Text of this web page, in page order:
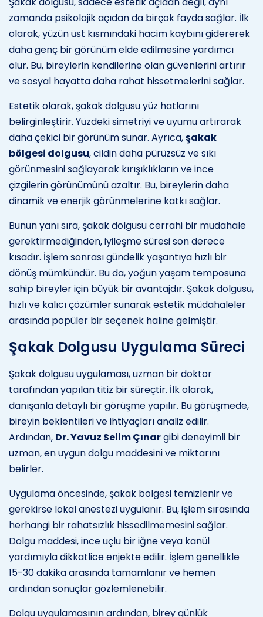
zamanda psikolojik açıdan da birçok fayda sağlar. İlk
olarak, yüzün üst kısmındaki hacim kaybını gidererek
daha genç bir görünüm elde edilmesine yardımcı
olur. Bu, bireylerin kendilerine olan güvenlerini artırır
ve sosyal hayatta daha rahat hissetmelerini sağlar.
Estetik olarak, şakak dolgusu yüz hatlarını
belirginleştirir. Yüzdeki simetriyi ve uyumu artırarak
daha çekici bir görünüm sunar. Ayrıca,şakak
bölgesi dolgusu, cildin daha pürüzsüz ve sıkı
görünmesini sağlayarak kırışıklıkların ve ince
çizgilerin görünümünü azaltır. Bu, bireylerin daha
dinamik ve enerjik görünmelerine katkı sağlar.
Bunun yanı sıra, şakak dolgusu cerrahi bir müdahale
gerektirmediğinden, iyileşme süresi son derece
kısadır. İşlem sonrası gündelik yaşantıya hızlı bir
dönüş mümkündür. Bu da, yoğun yaşam temposuna
sahip bireyler için büyük bir avantajdır. Şakak dolgusu,
hızlı ve kalıcı çözümler sunarak estetik müdahaleler
arasında popüler bir seçenek haline gelmiştir.
Şakak Dolgusu Uygulama Süreci
Şakak dolgusu uygulaması, uzman bir doktor
tarafından yapılan titiz bir süreçtir. İlk olarak,
danışanla detaylı bir görüşme yapılır. Bu görüşmede,
bireyin beklentileri ve ihtiyaçları analiz edilir.
Ardından, Dr. Yavuz Selim Çınargibi deneyimli bir
uzman, en uygun dolgu maddesini ve miktarını
belirler.
Uygulama öncesinde, şakak bölgesi temizlenir ve
gerekirse lokal anestezi uygulanır. Bu, işlem sırasında
herhangi bir rahatsızlık hissedilmemesini sağlar.
Dolgu maddesi, ince uçlu bir iğne veya kanül
yardımıyla dikkatlice enjekte edilir. İşlem genellikle
15-30 dakika arasında tamamlanır ve hemen
ardından sonuçlar gözlemlenebilir.
Dolgu uygulamasının ardından, birey günlük